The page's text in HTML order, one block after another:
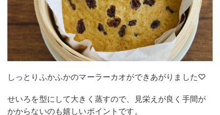
しっとりふかふかのマーラーカオができあがりました♡
せいろを型にして大きく蒸すので、見栄えが良く手間が
かからないのも嬉しいポイントです。